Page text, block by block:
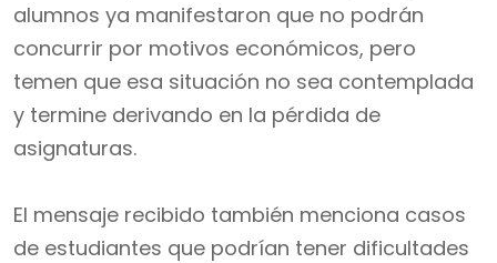
alumnos ya manifestaron que no podrán
concurrir por motivos económicos, pero
temen que esa situación no sea contemplada
y termine derivando en la pérdida de
asignaturas.
El mensaje recibido también menciona casos
de estudiantes que podrían tener dificultades